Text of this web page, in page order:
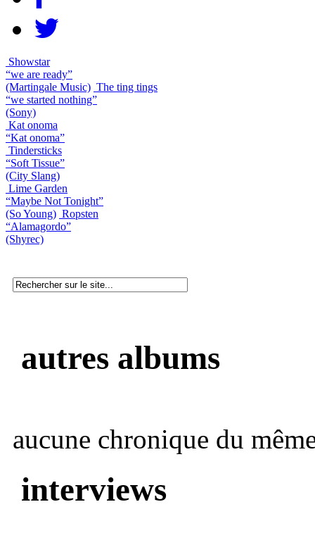
Showstar
“we are ready”
(Martingale Music) The ting tings
“we started nothing”
(Sony)
Kat onoma
“Kat onoma”
Tindersticks
“Soft Tissue”
(City Slang)
Lime Garden
“Maybe Not Tonight”
(So Young) Ropsten
“Alamagordo”
(Shyrec)
autres albums
aucune chronique du
interviews